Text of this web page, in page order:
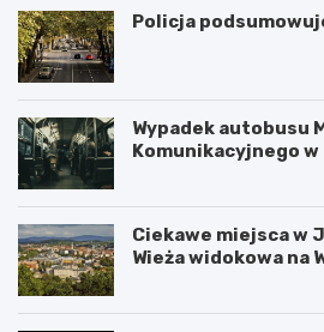
Policja
Wypadek autobusu
Komunikacyjnego
Ciekawe miejsca w
Wieża widokowa na